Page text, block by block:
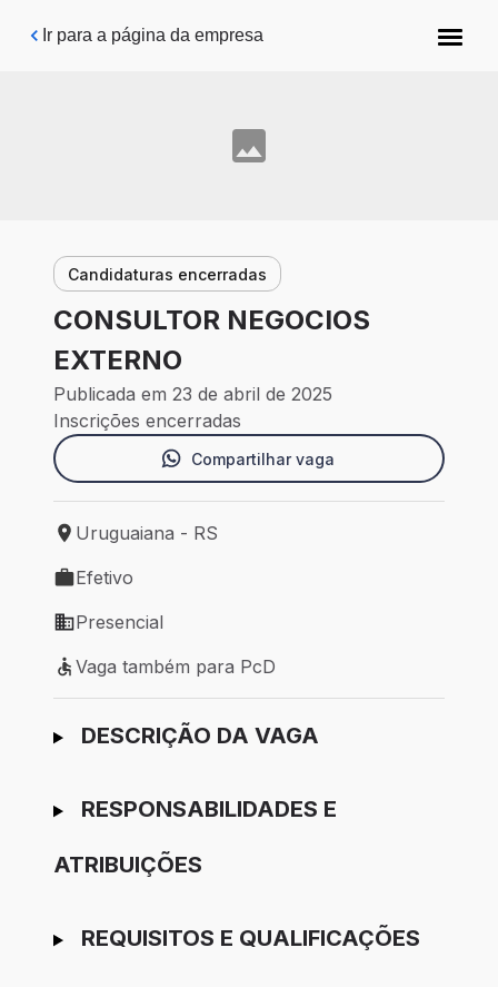
Pular para o conteúdo principal
Ir para a página da empresa
Candidaturas encerradas
CONSULTOR NEGOCIOS
EXTERNO
Publicada em 23 de abril de 2025
Inscrições encerradas
Compartilhar vaga
Local de trabalho: Uruguaiana - RS
Uruguaiana - RS
Tipo de vaga: Efetivo
Efetivo
Modelo de trabalho: Presencial
Presencial
Vaga também para PcD
Vaga também para PcD
Ir para candidatura
DESCRIÇÃO DA VAGA
RESPONSABILIDADES E
ATRIBUIÇÕES
REQUISITOS E QUALIFICAÇÕES